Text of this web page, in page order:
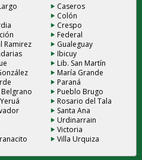
Caseros
Colón
Crespo
Federal
Ramirez
Gualeguay
Ibicuy
Lib. San Martín
María Grande
Paraná
Pueblo Brugo
Rosario del Tala
Santa Ana
Urdinarrain
Victoria
Villa Urquiza